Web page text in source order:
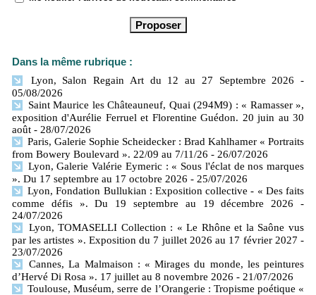
Dans la même rubrique :
Lyon, Salon Regain Art du 12 au 27 Septembre 2026
-
05/08/2026
Saint Maurice les Châteauneuf, Quai (294M9) : « Ramasser »,
exposition d'Aurélie Ferruel et Florentine Guédon. 20 juin au 30
août - 28/07/2026
Paris, Galerie Sophie Scheidecker : Brad Kahlhamer « Portraits
from Bowery Boulevard ». 22/09 au 7/11/26 - 26/07/2026
Lyon, Galerie Valérie Eymeric : « Sous l'éclat de nos marques
». Du 17 septembre au 17 octobre 2026 - 25/07/2026
Lyon, Fondation Bullukian : Exposition collective - « Des faits
comme défis ». Du 19 septembre au 19 décembre 2026
-
24/07/2026
Lyon, TOMASELLI Collection : « Le Rhône et la Saône vus
par les artistes ». Exposition du 7 juillet 2026 au 17 février 2027 -
23/07/2026
Cannes, La Malmaison : « Mirages du monde, les peintures
d’Hervé Di Rosa ». 17 juillet au 8 novembre 2026 - 21/07/2026
Toulouse, Muséum, serre de l’Orangerie : Tropisme poétique «